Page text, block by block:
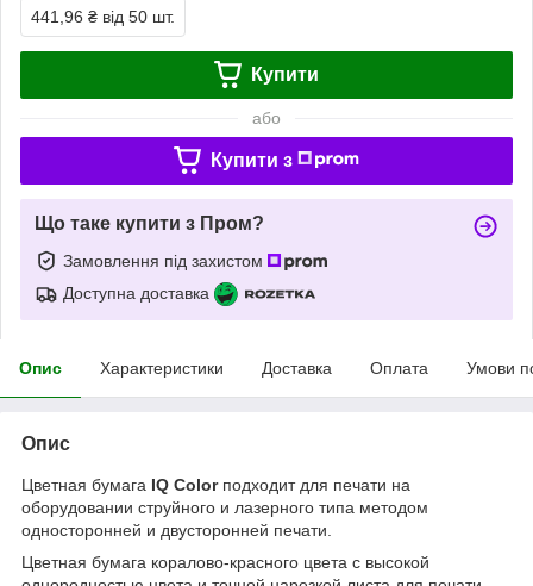
441,96 ₴ від 50 шт.
Купити
або
Купити з
Що таке купити з Пром?
Замовлення під захистом
Доступна доставка
Опис Характеристики Доставка Оплата Умови
Опис
Цветная бумага IQ Colorподходит для печати на
оборудовании струйного и лазерного типа методом
односторонней и двусторонней печати.
Цветная бумага коралово-красного цвета с высокой